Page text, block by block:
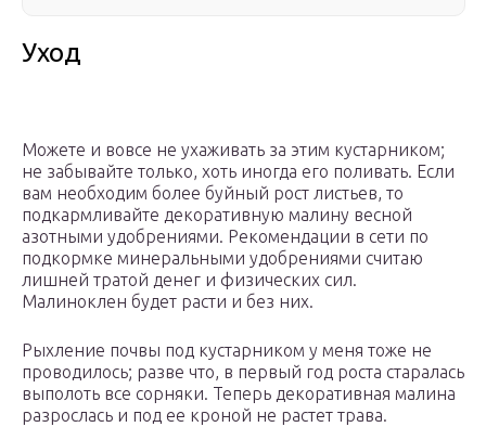
Уход
Можете и вовсе не ухаживать за этим кустарником;
не забывайте только, хоть иногда его поливать. Если
вам необходим более буйный рост листьев, то
подкармливайте декоративную малину весной
азотными удобрениями. Рекомендации в сети по
подкормке минеральными удобрениями считаю
лишней тратой денег и физических сил.
Малиноклен будет расти и без них.
Рыхление почвы под кустарником у меня тоже не
проводилось; разве что, в первый год роста старалась
выполоть все сорняки. Теперь декоративная малина
разрослась и под ее кроной не растет трава.